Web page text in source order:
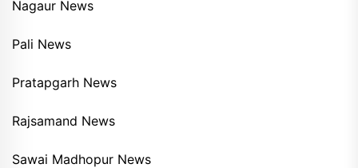
Nagaur News
Pali News
Pratapgarh News
Rajsamand News
Sawai Madhopur News